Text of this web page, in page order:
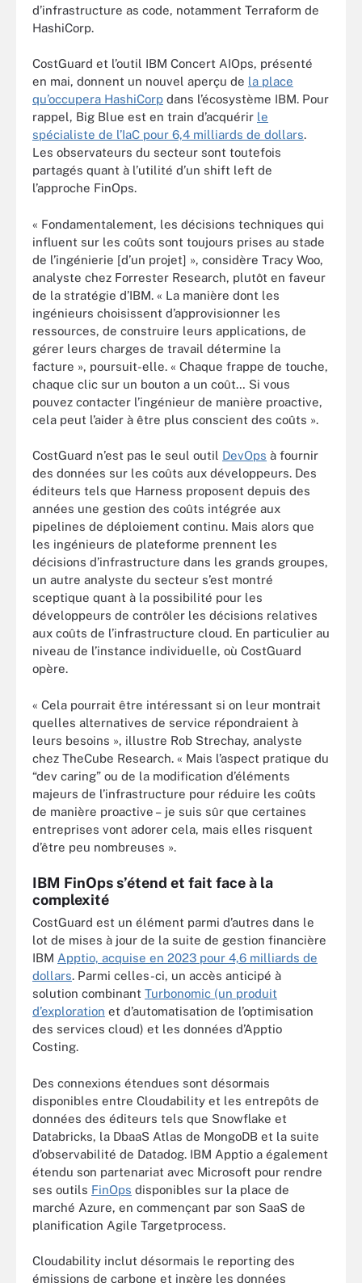
d’infrastructure as code, notamment Terraform de
HashiCorp.
CostGuard et l’outil IBM Concert AIOps, présenté
en mai, donnent un nouvel aperçu de la place
qu’occupera HashiCorp dans l’écosystème IBM. Pour
rappel, Big Blue est en train d’acquérir le
spécialiste de l’IaC pour 6,4 milliards de dollars.
Les observateurs du secteur sont toutefois
partagés quant à l’utilité d’un shift left de
l’approche FinOps.
« Fondamentalement, les décisions techniques qui
influent sur les coûts sont toujours prises au stade
de l’ingénierie [d’un projet] », considère Tracy Woo,
analyste chez Forrester Research, plutôt en faveur
de la stratégie d’IBM. « La manière dont les
ingénieurs choisissent d’approvisionner les
ressources, de construire leurs applications, de
gérer leurs charges de travail détermine la
facture », poursuit-elle. « Chaque frappe de touche,
chaque clic sur un bouton a un coût… Si vous
pouvez contacter l’ingénieur de manière proactive,
cela peut l’aider à être plus conscient des coûts ».
CostGuard n’est pas le seul outil DevOps à fournir
des données sur les coûts aux développeurs. Des
éditeurs tels que Harness proposent depuis des
années une gestion des coûts intégrée aux
pipelines de déploiement continu. Mais alors que
les ingénieurs de plateforme prennent les
décisions d’infrastructure dans les grands groupes,
un autre analyste du secteur s’est montré
sceptique quant à la possibilité pour les
développeurs de contrôler les décisions relatives
aux coûts de l’infrastructure cloud. En particulier au
niveau de l’instance individuelle, où CostGuard
opère.
« Cela pourrait être intéressant si on leur montrait
quelles alternatives de service répondraient à
leurs besoins », illustre Rob Strechay, analyste
chez TheCube Research. « Mais l’aspect pratique du
“dev caring” ou de la modification d’éléments
majeurs de l’infrastructure pour réduire les coûts
de manière proactive – je suis sûr que certaines
entreprises vont adorer cela, mais elles risquent
d’être peu nombreuses ».
IBM FinOps s’étend et fait face à la
complexité
CostGuard est un élément parmi d’autres dans le
lot de mises à jour de la suite de gestion financière
IBM Apptio, acquise en 2023 pour 4,6 milliards de
dollars. Parmi celles-ci, un accès anticipé à
solution combinant Turbonomic (un produit
d’exploration et d’automatisation de l’optimisation
des services cloud) et les données d’Apptio
Costing.
Des connexions étendues sont désormais
disponibles entre Cloudability et les entrepôts de
données des éditeurs tels que Snowflake et
Databricks, la DbaaS Atlas de MongoDB et la suite
d’observabilité de Datadog. IBM Apptio a également
étendu son partenariat avec Microsoft pour rendre
ses outils FinOps disponibles sur la place de
marché Azure, en commençant par son SaaS de
planification Agile Targetprocess.
Cloudability inclut désormais le reporting des
émissions de carbone et ingère les données